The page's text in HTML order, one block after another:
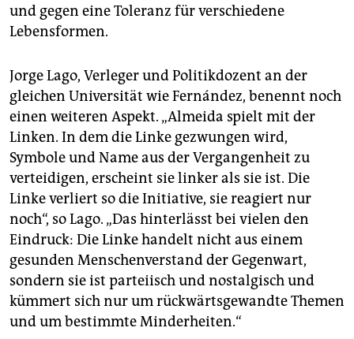
und gegen eine Toleranz für verschiedene
Lebensformen.
Jorge Lago, Verleger und Politikdozent an der
gleichen Universität wie Fernández, benennt noch
einen weiteren Aspekt. „Almeida spielt mit der
Linken. In dem die Linke gezwungen wird,
Symbole und Name aus der Vergangenheit zu
verteidigen, erscheint sie linker als sie ist. Die
Linke verliert so die Initiative, sie reagiert nur
noch“, so Lago. „Das hinterlässt bei vielen den
Eindruck: Die Linke handelt nicht aus einem
gesunden Menschenverstand der Gegenwart,
sondern sie ist parteiisch und nostalgisch und
kümmert sich nur um rückwärtsgewandte Themen
und um bestimmte Minderheiten.“